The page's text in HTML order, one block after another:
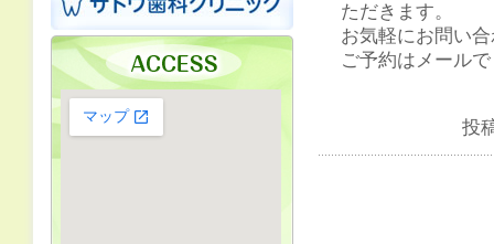
ただきます。
お気軽にお問い
ご予約はメール
投